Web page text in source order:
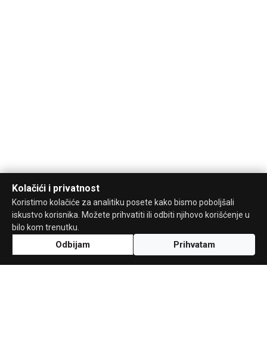
Kolačići i privatnost
Koristimo kolačiće za analitiku posete kako bismo poboljšali
iskustvo korisnika. Možete prihvatiti ili odbiti njihovo korišćenje u
bilo kom trenutku.
Odbijam Prihvatam